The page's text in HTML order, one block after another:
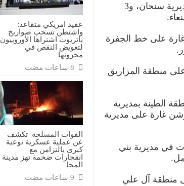
عقيد امريكي متقاعد:
واشنطن تسحب صواريخ
باتريوت اشتراها الأوروبيون
لتعويض النقص في
مخزونها
القوات المسلحة تكشف
عن عملية عسكرية نوعية
كبرى بالتزامن مع
انفجارات ضخمة تهز مدينة
المخا
وشن غارتين على منطقة جربان بمديرية سنحان، و3
مأرب شن طيران العدوان 15 غارة على خط الجفرة
3 غارات على منطقة المزاريق
على منطقة الطينة بمديرية
غارة على مديرية
في مديرية بني
منطقة آل علي